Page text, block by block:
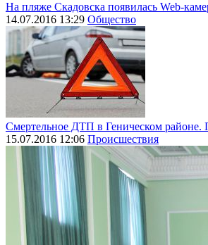
На пляже Скадовска появилась Web-
14.07.2016 13:29 Общество
Смертельное ДТП в Геническом районе.
15.07.2016 12:06 Происшествия